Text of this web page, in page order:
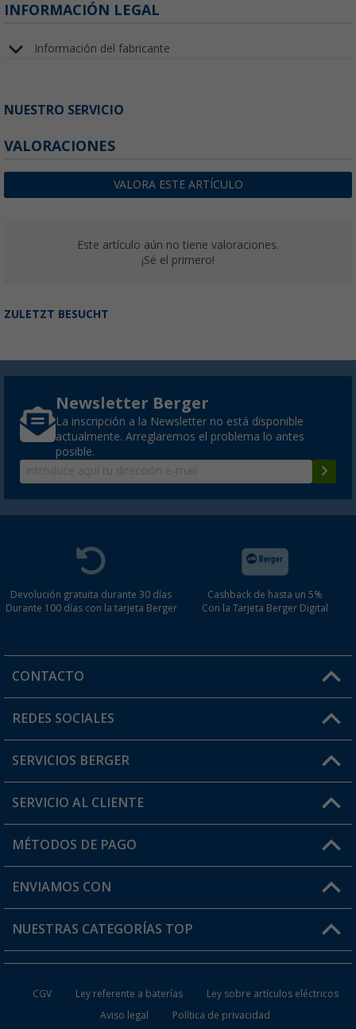
INFORMACIÓN LEGAL
Información del fabricante
NUESTRO SERVICIO
VALORACIONES
VALORA ESTE ARTÍCULO
Este artículo aún no tiene valoraciones.
¡Sé el primero!
ZULETZT BESUCHT
Newsletter Berger
La inscripción a la Newsletter no está disponible
actualmente. Arreglaremos el problema lo antes
posible.
Devolución gratuita durante 30 días
Durante 100 días con la tarjeta Berger
Cashback de hasta un 5%
Con la Tarjeta Berger Digital
CONTACTO
Horario de atención al cliente:
¿Tienes alguna duda?
REDES SOCIALES
SERVICIOS BERGER
Conviértete en distribuidor
Mi cuenta
Tarjeta Berger Digital
SERVICIO AL CLIENTE
FAQ y Contacto
Información de envío
¿Dónde está mi pedido?
MÉTODOS DE PAGO
ENVIAMOS CON
NUESTRAS CATEGORÍAS TOP
CGV Ley referente a baterías
Ley sobre artículos eléctricos
Aviso legal
Política de privacidad